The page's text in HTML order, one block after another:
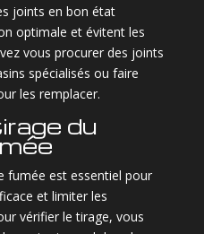
joints en bon état
optimale et évitent les
vous procurer des joints
spécialisés ou faire
les remplacer.
du
fumée est essentiel pour
et limiter les
vérifier le tirage, vous